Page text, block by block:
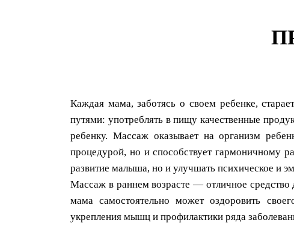
Каждая мама, заботясь о своем ребенке,
путями: употреблять в пищу качественные
ребенку. Массаж оказывает на организм
процедурой, но и способствует гармоничному
развитие малыша, но и улучшать психическое и
Массаж в раннем возрасте — отличное средство
мама самостоятельно может оздоровить
укрепления мышц и профилактики ряда